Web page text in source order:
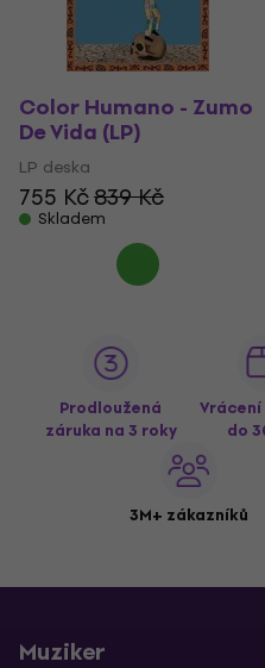
Color Humano - Zumo
De Vida (LP)
LP deska
755 Kč839 Kč
Skladem
Prodloužená
záruka na 3 roky
do
3M+ zákazníků
Muziker